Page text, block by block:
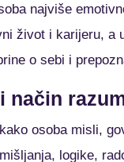
najviše
život i karijeru,
o sebi i
način
osoba misli,
logike,